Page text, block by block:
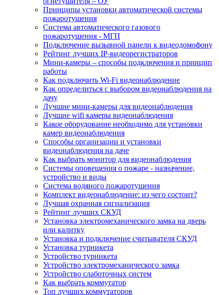
Принципы установки автоматической системы
пожаротушения
Система автоматического газового
пожаротушения - МГП
Подключение вызывной панели к видеодомофону
Рейтинг лучших IP-видеорегистраторов
Мини-камеры – способы подключения и принцип
работы
Как подключить Wi-Fi видеонаблюдение
Как определиться с выбором видеонаблюдения на
дачу
Лучшие мини-камеры для видеонаблюдения
Лучшие wifi камеры видеонаблюдения
Какое оборудование необходимо для установки
камер видеонаблюдения
Способы организации и установки
видеонаблюдения на даче
Как выбрать монитор для видеонаблюдения
Системы оповещения о пожаре - назначение,
устройство и виды
Система водяного пожаротушения
Комплект видеонаблюдение: из чего состоит?
Лучшая охранная сигнализация
Рейтинг лучших СКУД
Установка электромеханического замка на дверь
или калитку
Установка и подключение считывателя СКУД
Установка турникета
Устройство турникета
Устройство электромеханического замка
Устройство слаботочных систем
Как выбрать коммутатор
Топ лучших коммутаторов